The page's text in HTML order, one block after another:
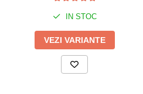
IN STOC
VEZI VARIANTE